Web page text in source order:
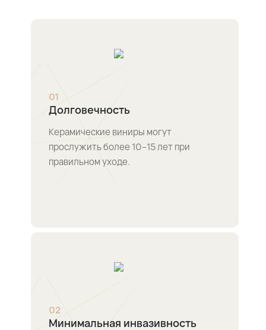
01
Долговечность
Керамические виниры могут
прослужить более 10–15 лет при
правильном уходе.
02
Минимальная инвазивность